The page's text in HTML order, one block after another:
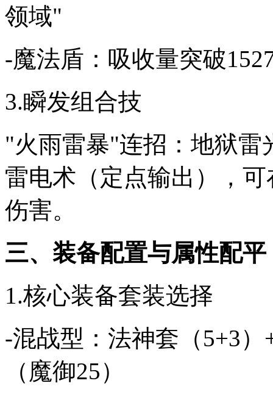
领域"
-魔法盾：吸收量突破
3.瞬发组合技
"火雨雷暴"连招：地狱
雷电术（定点输出），
伤害。
三、装备配置与属性配平
1.核心装备套装选择
-混战型：法神套（5+3
（魔御25）